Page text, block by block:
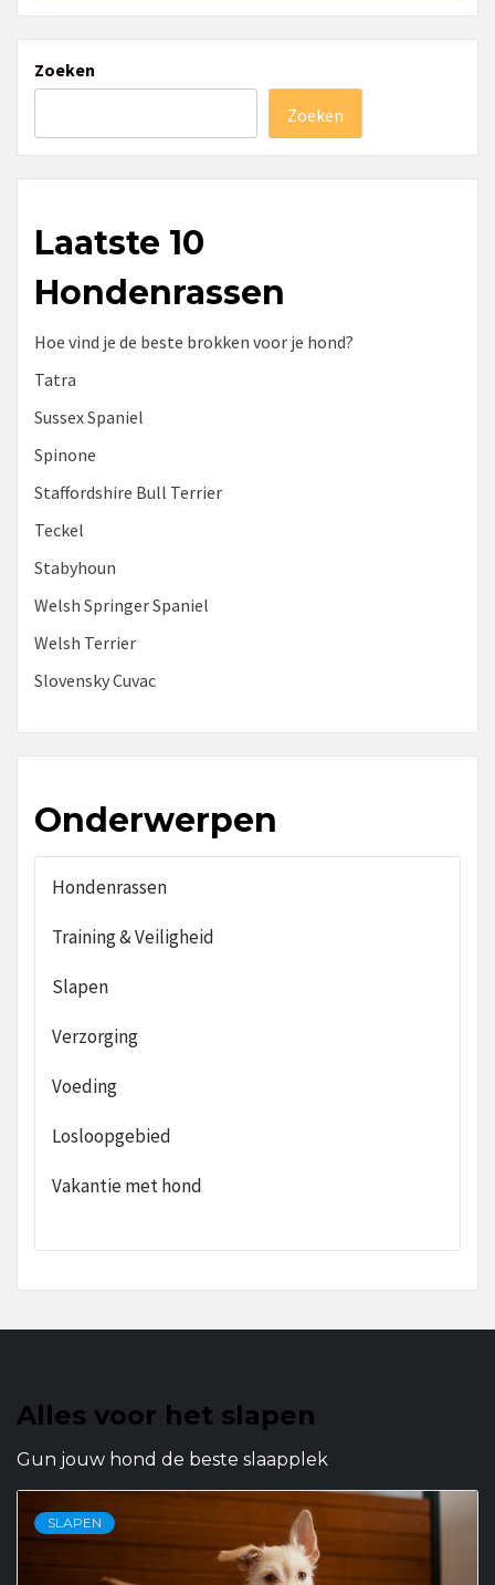
Zoeken
Zoeken
Laatste 10
Hondenrassen
Hoe vind je de beste brokken voor je hond?
Tatra
Sussex Spaniel
Spinone
Staffordshire Bull Terrier
Teckel
Stabyhoun
Welsh Springer Spaniel
Welsh Terrier
Slovensky Cuvac
Onderwerpen
Hondenrassen
Training & Veiligheid
Slapen
Verzorging
Voeding
Losloopgebied
Vakantie met hond
Alles voor het slapen
Gun jouw hond de beste slaapplek
SLAPEN